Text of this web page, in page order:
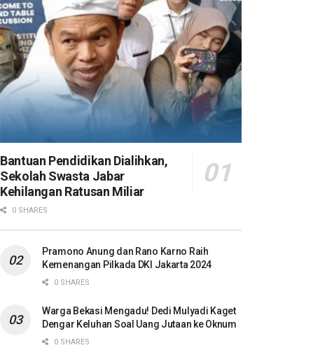
Bantuan Pendidikan Dialihkan,
Sekolah Swasta Jabar
Kehilangan Ratusan Miliar
0 SHARES
Pramono Anung dan Rano Karno Raih
Kemenangan Pilkada DKI Jakarta 2024
0 SHARES
Warga Bekasi Mengadu! Dedi Mulyadi Kaget
Dengar Keluhan Soal Uang Jutaan ke Oknum
0 SHARES